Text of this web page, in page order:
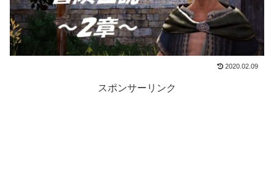
2020.02.09
スポンサーリンク